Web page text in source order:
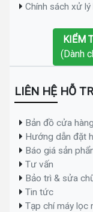
Chính sách xử lý
KIỂM
(Dành
LIÊN HỆ HỖ
Bản đồ cửa hàng
Hướng dẫn đặt
Báo giá sản
Tư vấn
Bảo trì & sửa
Tin tức
Tạp chí máy lọc